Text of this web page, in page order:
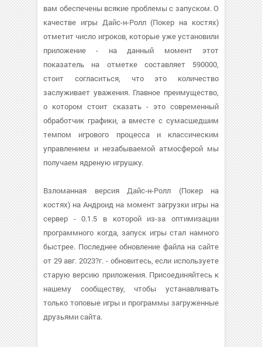
вам обеспечены всякие проблемы с запуском. О
качестве игры Дайс-н-Ролл (Покер на костях)
отметит число игроков, которые уже установили
приложение - на данный момент этот
показатель на отметке составляет 590000,
стоит согласиться, что это количество
заслуживает уважения. Главное преимущество,
о котором стоит сказать - это современный
обработчик графики, а вместе с сумасшедшим
темпом игрового процесса и классическим
управлением и незабываемой атмосферой мы
получаем ядреную игрушку.
Взломанная версия Дайс-н-Ролл (Покер на
костях) на Андроид на момент загрузки игры на
сервер - 0.1.5 в которой из-за оптимизации
программного когда, запуск игры стал намного
быстрее. Последнее обновление файла на сайте
от 29 авг. 2023?г. - обновитесь, если используете
старую версию приложения. Присоединяйтесь к
нашему сообществу, чтобы устанавливать
только топовые игры и программы загруженные
друзьями сайта.